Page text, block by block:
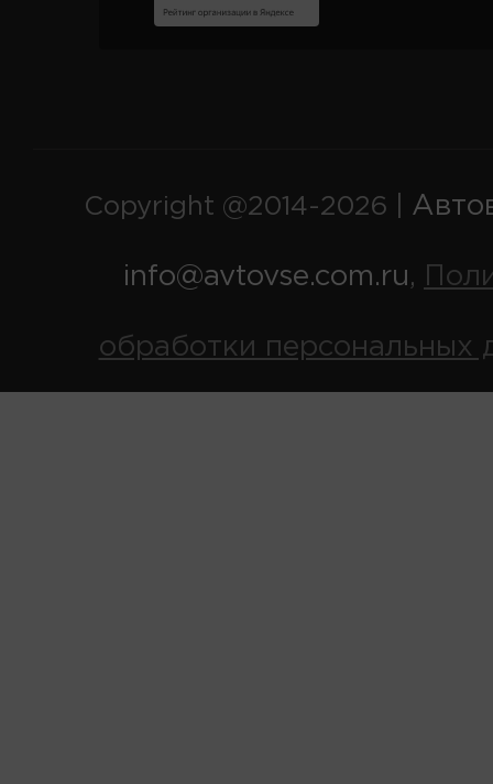
Copyright @2014-2026 |
info@avtovse.com.ru,
обработки персональных